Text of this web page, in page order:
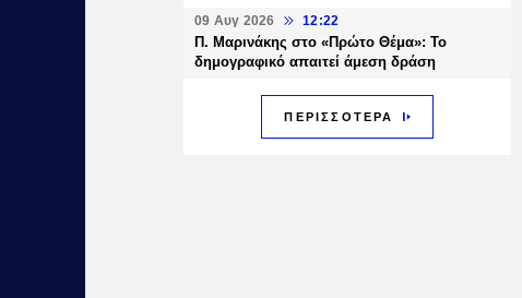
09 Αυγ 2026 12:22
Π. Μαρινάκης στο «Πρώτο Θέμα»: Το
δημογραφικό απαιτεί άμεση δράση
ΠΕΡΙΣΣΟΤΕΡΑ